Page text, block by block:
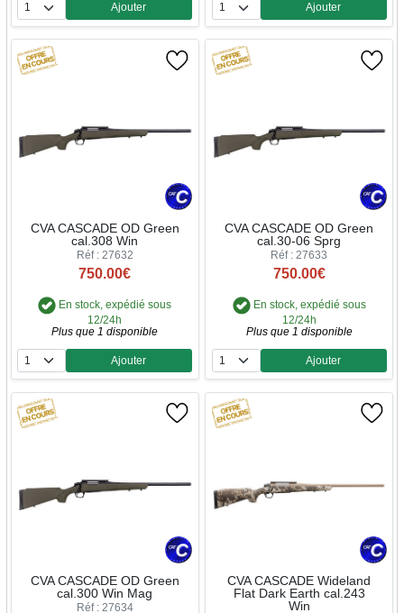
Quantité
Ajouter
Quantité
Ajouter
CVA CASCADE OD Green
cal.308 Win
Réf : 27632
750.00€
En stock, expédié sous
12/24h
Plus que 1 disponible
Quantité
Ajouter
CVA CASCADE OD Green
cal.30-06 Sprg
Réf : 27633
750.00€
En stock, expédié sous
12/24h
Plus que 1 disponible
Quantité
Ajouter
CVA CASCADE OD Green
cal.300 Win Mag
Réf : 27634
CVA CASCADE Wideland
Flat Dark Earth cal.243
Win